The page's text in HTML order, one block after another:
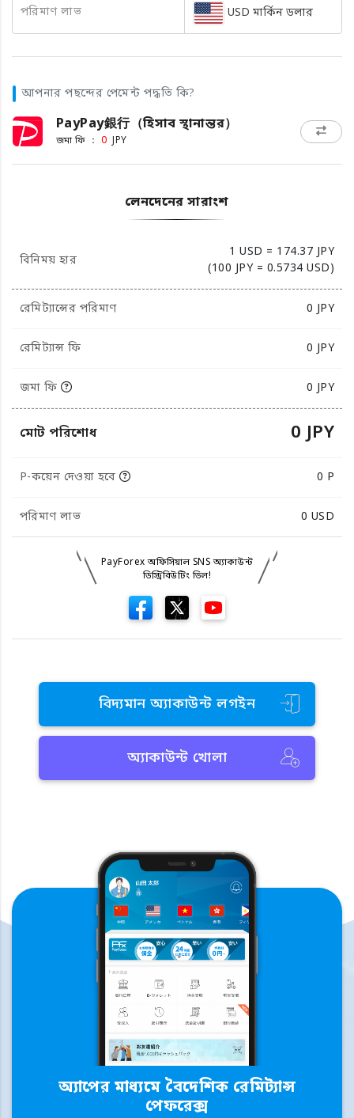
পরিমাণ লাভ USD মার্কিন ডলার
আপনার পছন্দের পেমেন্ট পদ্ধতি কি?
PayPay銀行（হিসাব স্থানান্তর）
জমা ফি ： 0 JPY
লেনদেনের সারাংশ
বিনিময় হার
1 USD = 174.37 JPY
(100 JPY = 0.5734 USD)
রেমিট্যান্সের পরিমাণ 0 JPY
রেমিট্যান্স ফি 0 JPY
জমা ফি 0 JPY
মোট পরিশোধ 0 JPY
P-কয়েন দেওয়া হবে 0 P
পরিমাণ লাভ 0 USD
PayForex অফিসিয়াল SNS অ্যাকাউন্ট
ডিস্ট্রিবিউটিং ডিল!
বিদ্যমান অ্যাকাউন্ট লগইন
অ্যাকাউন্ট খোলা
অ্যাপের মাধ্যমে বৈদেশিক রেমিট্যান্স
পেফরেক্স